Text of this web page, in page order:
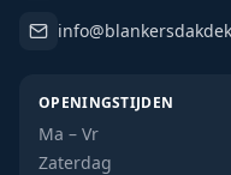
OPENINGSTIJDEN
Ma – Vr
Zaterdag